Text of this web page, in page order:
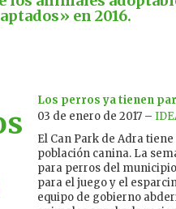
en 2016.
Los perros ya tienen
03 de enero de 2017 –
El Can Park de Adra
población canina. La
para perros del
para el juego y el
equipo de gobierno